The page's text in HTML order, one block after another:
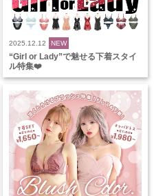
2025.12.12 NEW
“Girl or Lady”で魅せる下着スタイ
ル特集❤️